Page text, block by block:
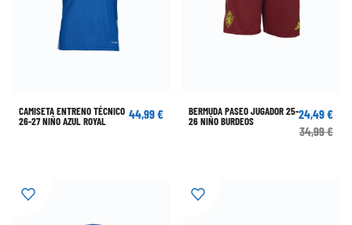
CAMISETA ENTRENO TÉCNICO
26-27 NIÑO AZUL ROYAL
44,99 €
BERMUDA PASEO JUGADOR 25-
26 NIÑO BURDEOS
24,49 €
34,99 €